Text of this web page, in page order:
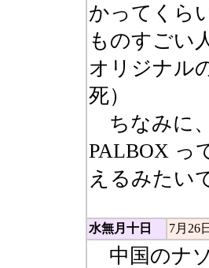
かってくら
ものすごい
オリジナル
死）
ちなみに
PALBOX っ
えるみたい
水無月十日 7月26
中国のナ